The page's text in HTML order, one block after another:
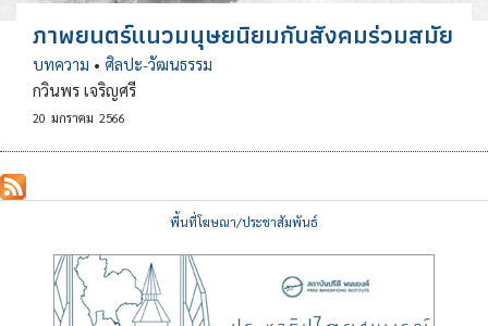
ภาพยนตร์แนวมนุษยนิยมกับสังคมร่วมสมัย
บทความ • ศิลปะ-วัฒนธรรม
กวินพร เจริญศรี
20 มกราคม 2566
พื้นที่โฆษณา/ประชาสัมพันธ์